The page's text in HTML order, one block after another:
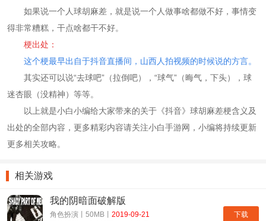
如果说一个人球胡麻差，就是说一个人做事啥都做不好，事情变
得非常糟糕，干点啥都干不好。
梗出处：
这个梗最早出自于抖音直播间，山西‌‌‌‌‌‌‌人拍视频的时候说的方言。
其实还可以说“去球吧”（拉倒吧），“球气”（晦气，下头），球
迷杏眼（没精神）等等。
以上就是小白小编给大家带来的关于《抖音》球胡麻差梗含义及
出处的全部内容，更多精彩内容请关注小白手游网，小编将持续更新
更多相关攻略。
相关游戏
下载
我的阴暗面破解版
角色扮演丨50MB丨 2019-09-21